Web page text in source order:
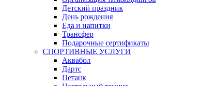
Детский праздник
День рождения
Еда и напитки
Трансфер
Подарочные сертификаты
СПОРТИВНЫЕ УСЛУГИ
Аквабол
Дартс
Петанк